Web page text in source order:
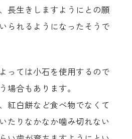
長生きしますようにとの願
られるようになったそうで
っては小石を使用するので
場合もあります。
紅白餅など食べ物でなくて
たりなかなか噛み切れない